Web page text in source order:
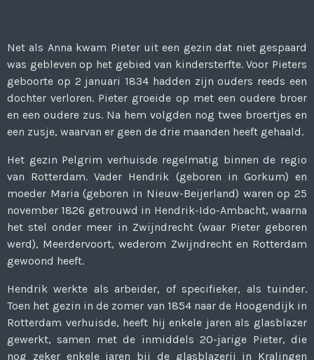
Net als Anna kwam Pieter uit een gezin dat niet gespaard
was gebleven op het gebied van kindersterfte. Voor Pieters
geboorte op 2 januari 1834 hadden zijn ouders reeds een
dochter verloren. Pieter groeide op met een oudere broer
en een oudere zus. Na hem volgden nog twee broertjes en
een zusje, waarvan er geen de drie maanden heeft gehaald.
Het gezin Pelgrim verhuisde regelmatig binnen de regio
van Rotterdam. Vader Hendrik (geboren in Gorkum) en
moeder Maria (geboren in Nieuw-Beijerland) waren op 25
november 1826 getrouwd in Hendrik-Ido-Ambacht, waarna
het stel onder meer in Zwijndrecht (waar Pieter geboren
werd), Meerdervoort, wederom Zwijndrecht en Rotterdam
gewoond heeft.
Hendrik werkte als arbeider, of specifieker, als tuinder.
Toen het gezin in de zomer van 1854 naar de Hoogendijk in
Rotterdam verhuisde, heeft hij enkele jaren als glasblazer
gewerkt, samen met de inmiddels 20-jarige Pieter, die
nog zeker enkele jaren bij de glasblazerij in Kralingen